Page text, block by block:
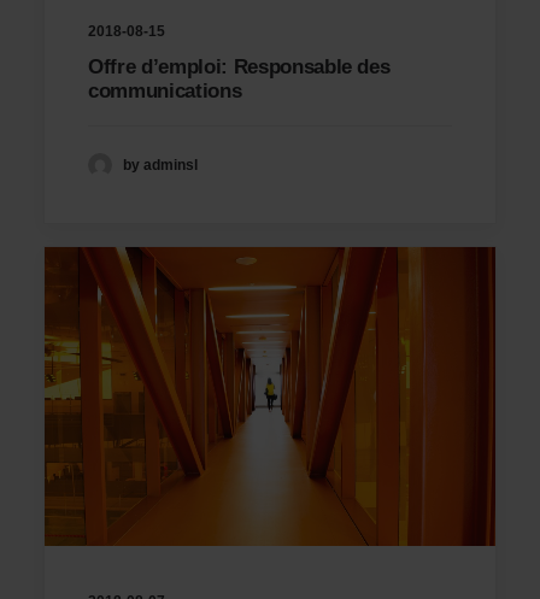
2018-08-15
Offre d’emploi: Responsable des
communications
by adminsl